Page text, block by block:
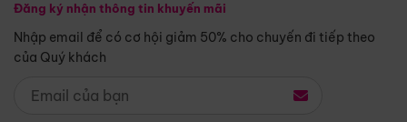
Đăng ký nhận thông tin khuyến mãi
Nhập email để có cơ hội giảm 50% cho chuyến đi tiếp theo
của Quý khách